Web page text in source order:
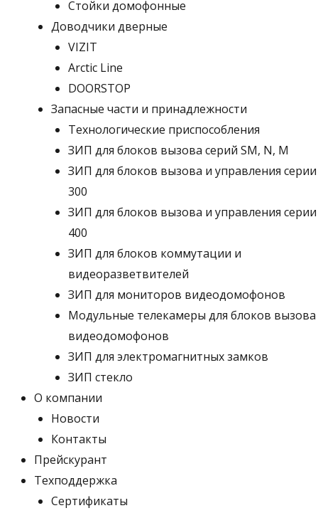
Стойки домофонные
Доводчики дверные
VIZIT
Arctic Line
DOORSTOP
Запасные части и принадлежности
Технологические приспособления
ЗИП для блоков вызова серий SM, N, M
ЗИП для блоков вызова и управления серии
300
ЗИП для блоков вызова и управления серии
400
ЗИП для блоков коммутации и
видеоразветвителей
ЗИП для мониторов видеодомофонов
Модульные телекамеры для блоков вызова
видеодомофонов
ЗИП для электромагнитных замков
ЗИП стекло
О компании
Новости
Контакты
Прейскурант
Техподдержка
Сертификаты